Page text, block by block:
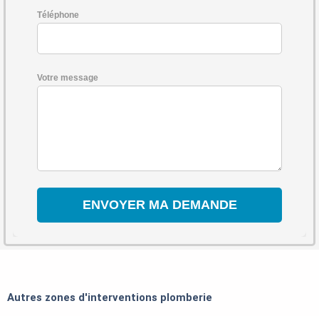
Téléphone
Votre message
Autres zones d'interventions plomberie